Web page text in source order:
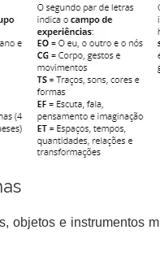
objetos e instrumentos